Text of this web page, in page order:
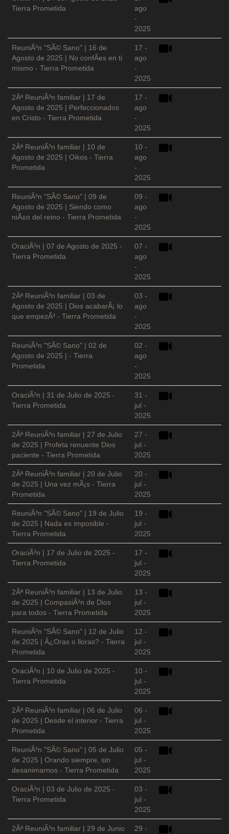
Tierra Prometida
ago
-
2025
ReuniÃ³n "SÃ© Sano" | 16 de
Agosto de 2025 | No confÃ­es en ti
mismo - Tierra Prometida
17 -
ago
-
2025
2Âª ReuniÃ³n familiar | 17 de
Agosto de 2025 | Perfeccionados
en Cristo - Tierra Prometida
17 -
ago
-
2025
2Âª ReuniÃ³n familiar | 10 de
Agosto de 2025 | Oikos - Tierra
Prometida
10 -
ago
-
2025
ReuniÃ³n "SÃ© Sano" | 09 de
Agosto de 2025 | Siendo como
niÃ±o del reino - Tierra Prometida
09 -
ago
-
2025
OraciÃ³n | 07 de Agosto de 2025 -
Tierra Prometida
07 -
ago
-
2025
2Âª ReuniÃ³n familiar | 03 de
Agosto de 2025 | Dios acabarÃ¡ lo
que empezÃ³ - Tierra Prometida
03 -
ago
-
2025
ReuniÃ³n "SÃ© Sano" | 02 de
Agosto de 2025 | - Tierra
Prometida
02 -
ago
-
2025
OraciÃ³n | 31 de Julio de 2025 -
Tierra Prometida
31 -
jul -
2025
2Âª ReuniÃ³n familiar | 27 de Julio
de 2025 | Profeta renuente Dios
paciente - Tierra Prometida
27 -
jul -
2025
2Âª ReuniÃ³n familiar | 20 de Julio
de 2025 | Una vez mÃ¡s - Tierra
Prometida
20 -
jul -
2025
ReuniÃ³n "SÃ© Sano" | 19 de Julio
de 2025 | Nada es imposible -
Tierra Prometida
19 -
jul -
2025
OraciÃ³n | 17 de Julio de 2025 -
Tierra Prometida
17 -
jul -
2025
2Âª ReuniÃ³n familiar | 13 de Julio
de 2025 | CompasiÃ³n de Dios
para todos - Tierra Prometida
13 -
jul -
2025
ReuniÃ³n "SÃ© Sano" | 12 de Julio
de 2025 | Â¿Oras o lloras? - Tierra
Prometida
12 -
jul -
2025
OraciÃ³n | 10 de Julio de 2025 -
Tierra Prometida
10 -
jul -
2025
2Âª ReuniÃ³n familiar | 06 de Julio
de 2025 | Desde el interior - Tierra
Prometida
06 -
jul -
2025
ReuniÃ³n "SÃ© Sano" | 05 de Julio
de 2025 | Orando siempre, sin
desanimarnos - Tierra Prometida
05 -
jul -
2025
OraciÃ³n | 03 de Julio de 2025 -
Tierra Prometida
03 -
jul -
2025
2Âª ReuniÃ³n familiar | 29 de Junio
29 -